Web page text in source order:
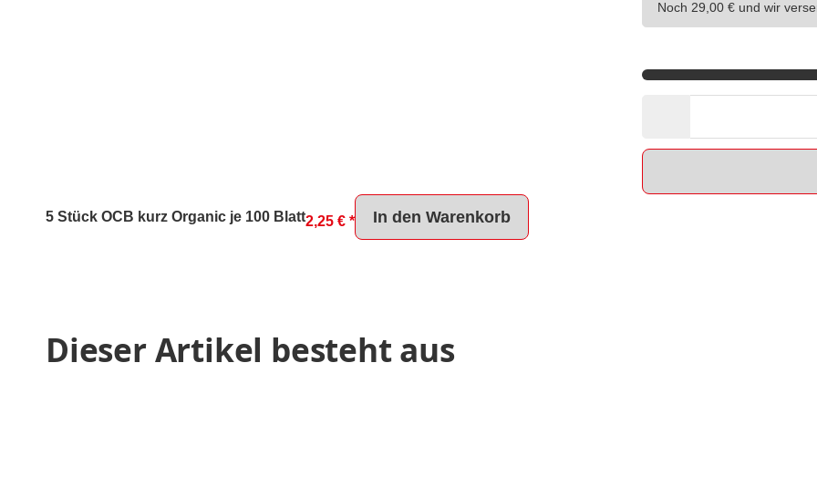
Noch 29,00 € und wir
5 Stück OCB kurz Organic je 100 Blatt2,25 € * In den Warenkorb
Dieser Artikel besteht aus